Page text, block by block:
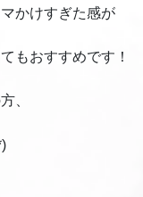
かけすぎた感が
もおすすめです！
、